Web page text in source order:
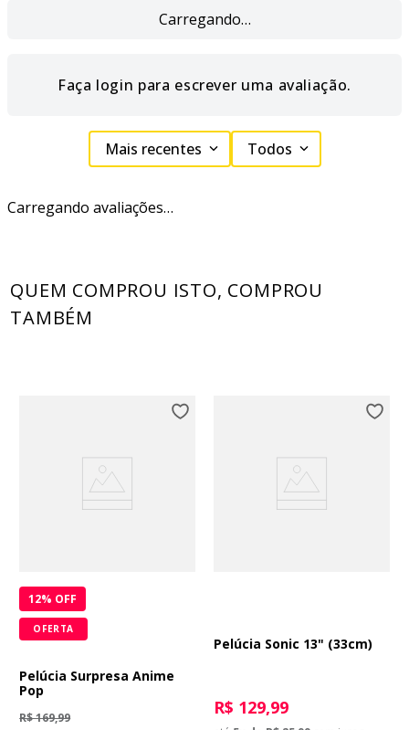
Carregando…
Faça login para escrever uma avaliação.
Mais recentes Todos
Carregando avaliações…
QUEM COMPROU ISTO, COMPROU
TAMBÉM
12% OFF
OFERTA
Pelúcia Surpresa Anime
Pop
R$ 169,99
Pelúcia Sonic 13" (33cm)
R$ 129,99